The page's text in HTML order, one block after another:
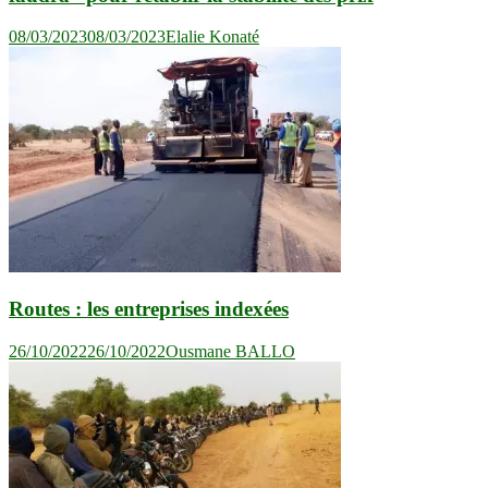
08/03/202308/03/2023Elalie Konaté
Routes : les entreprises indexées
26/10/202226/10/2022Ousmane BALLO